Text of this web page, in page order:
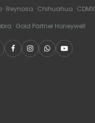
· Reynosa · Chihuahua · CDMX
· Gold Partner Honeywell